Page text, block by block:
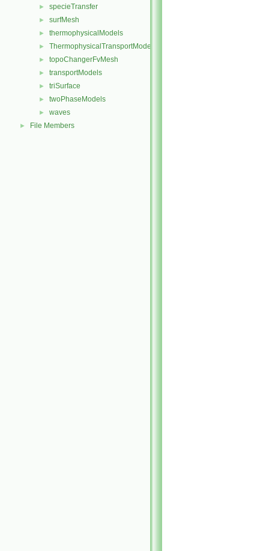
► specieTransfer
► surfMesh
► thermophysicalModels
► ThermophysicalTransportModels
► topoChangerFvMesh
► transportModels
► triSurface
► twoPhaseModels
► waves
► File Members